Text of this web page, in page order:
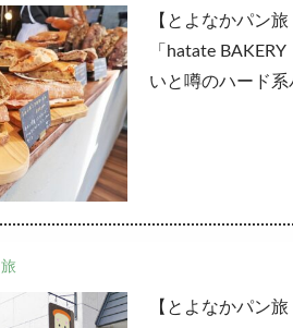
【とよなかパン
「hatate
いと噂のハード
【とよなかパン